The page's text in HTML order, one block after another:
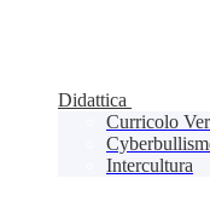
Didattica
Curricolo
Intercultura